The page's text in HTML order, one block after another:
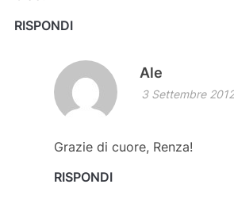
RISPONDI
Ale
3 Settembre
Grazie di cuore, Renza!
RISPONDI